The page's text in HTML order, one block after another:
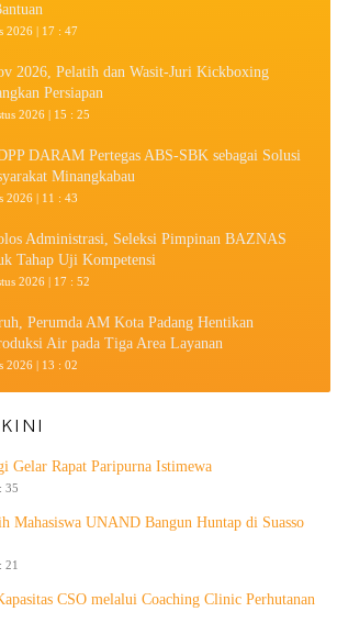
2026 | 17 : 47
2026, Pelatih dan Wasit-Juri Kickboxing
Persiapan
2026 | 15 : 25
DARAM Pertegas ABS-SBK sebagai Solusi
Minangkabau
2026 | 11 : 43
Administrasi, Seleksi Pimpinan BAZNAS
Tahap Uji Kompetensi
2026 | 17 : 52
Perumda AM Kota Padang Hentikan
Air pada Tiga Area Layanan
2026 | 13 : 02
Gelar Rapat Paripurna Istimewa
35
Mahasiswa UNAND Bangun Huntap di Suasso
21
CSO melalui Coaching Clinic Perhutanan